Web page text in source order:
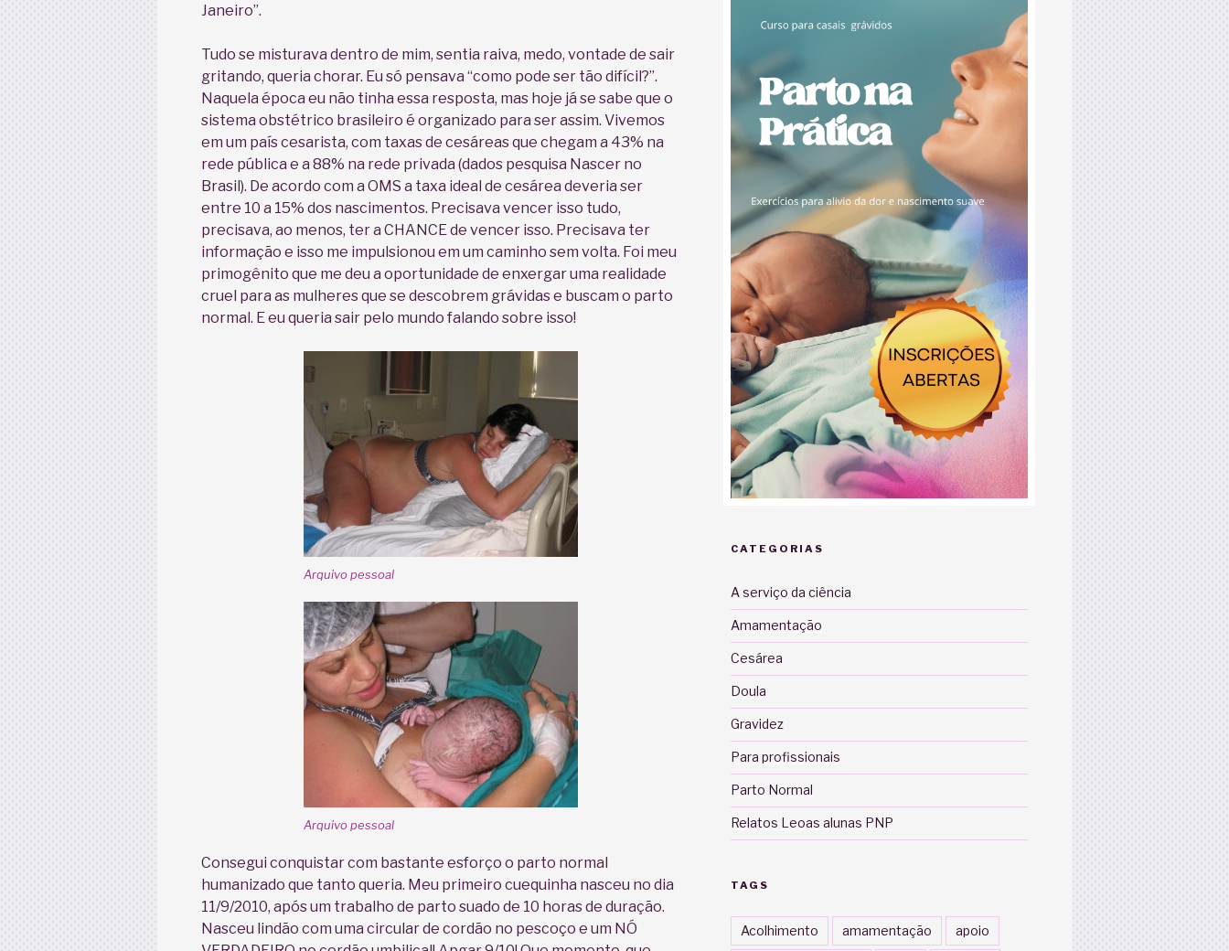
Janeiro”.
Tudo se misturava dentro de mim, sentia raiva, medo, vontade de sair
gritando, queria chorar. Eu só pensava “como pode ser tão difícil?”.
Naquela época eu não tinha essa resposta, mas hoje já se sabe que o
sistema obstétrico brasileiro é organizado para ser assim. Vivemos
em um país cesarista, com taxas de cesáreas que chegam a 43% na
rede pública e a 88% na rede privada (dados pesquisa Nascer no
Brasil). De acordo com a OMS a taxa ideal de cesárea deveria ser
entre 10 a 15% dos nascimentos. Precisava vencer isso tudo,
precisava, ao menos, ter a CHANCE de vencer isso. Precisava ter
informação e isso me impulsionou em um caminho sem volta. Foi meu
primogênito que me deu a oportunidade de enxergar uma realidade
cruel para as mulheres que se descobrem grávidas e buscam o parto
normal. E eu queria sair pelo mundo falando sobre isso!
Arquivo pessoal
Arquivo pessoal
Consegui conquistar com bastante esforço o parto normal
humanizado que tanto queria. Meu primeiro cuequinha nasceu no dia
11/9/2010, após um trabalho de parto suado de 10 horas de duração.
Nasceu lindão com uma circular de cordão no pescoço e um NÓ
CATEGORIAS
A serviço da ciência
Amamentação
Cesárea
Doula
Gravidez
Para profissionais
Parto Normal
Relatos Leoas alunas PNP
TAGS
Acolhimento amamentação apoio